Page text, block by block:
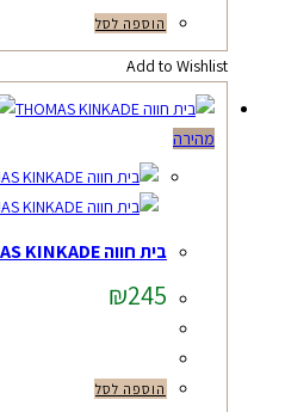
הוספה לסל
Add to Wishlist
מהירה
בית חווה THOMAS KINKADE
₪245
הוספה לסל